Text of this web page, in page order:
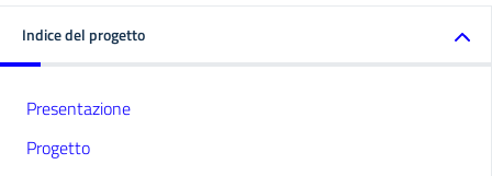
Indice del progetto
Presentazione
Progetto